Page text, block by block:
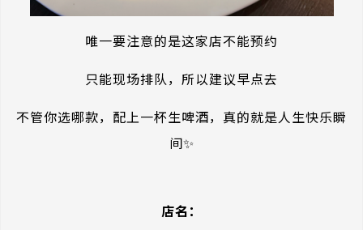
唯一要注意的是这家店不能预约
只能现场排队，所以建议早点去
不管你选哪款，配上一杯生啤酒，真的就是人生快乐瞬
间✨
店名：